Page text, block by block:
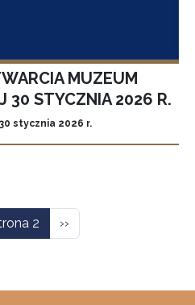
MUZEUM
30 STYCZNIA 2026 R.
stycznia 2026 r.
strona
2 Następna strona
››